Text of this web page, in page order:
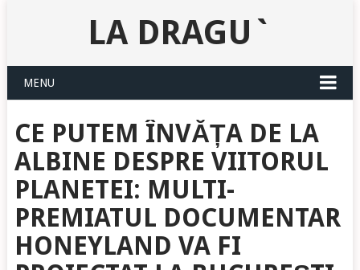
LA DRAGU`
MENU
CE PUTEM ÎNVĂȚA DE LA
ALBINE DESPRE VIITORUL
PLANETEI: MULTI-
PREMIATUL DOCUMENTAR
HONEYLAND VA FI